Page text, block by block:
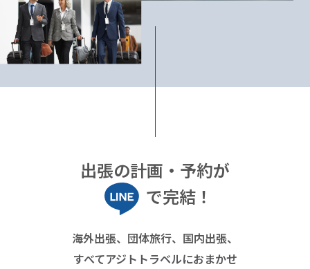
出張の計画・予約が
で完結！
海外出張、団体旅行、国内出張、
すべてアジトトラベルにおまかせ